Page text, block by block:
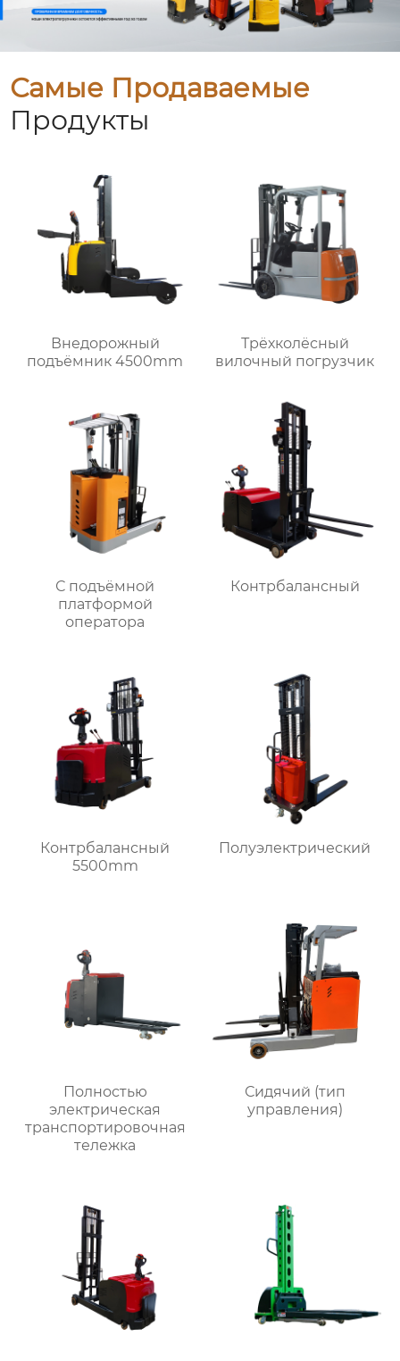
Самые Продаваемые
Продукты
Внедорожный
подъёмник 4500mm
Трёхколёсный
вилочный погрузчик
С подъёмной
платформой
оператора
Контрбалансный
Контрбалансный
5500mm
Полуэлектрический
Полностью
электрическая
транспортировочная
тележка
Сидячий (тип
управления)